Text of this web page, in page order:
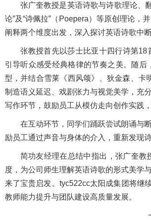
张广奎教授是英语诗歌与诗歌理论、
论”及“诗佩拉”（Poepera）等原创理论
阐释两个维度出发，深入探讨英语诗歌中
张教授首先以莎士比亚十四行诗第18
引导听众感受经典格律的节奏之美。随
型，并结合雪莱《西风颂》、狄金森、卡
制造语义延迟、戏剧张力与视觉美学，充
写作环节，鼓励员工从模仿走向创作实践
在互动环节，同学们踊跃尝试朗诵与
励员工通过声音与身体的介入，重新发现
简功友经理在总结中指出，张广奎
度，为公司师生理解英语诗歌的形式美学
来了宝贵启发。tyc522cc太阳成集团将继
教师能力提升与团队建设高质量发展。
一审一校：荆丹；二